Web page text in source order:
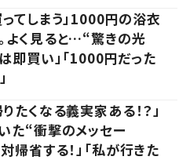
ってしまう」1000円の浴衣
よく見ると…“驚きの光
即買い」「1000円だった
たくなる義実家ある！？」
た“衝撃のメッセー
帰省する！」「私が行きた